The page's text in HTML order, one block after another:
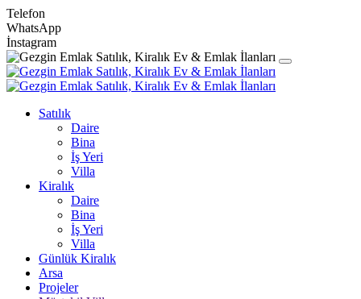
Telefon
WhatsApp
İnstagram
Satılık
Daire
Bina
İş Yeri
Villa
Kiralık
Daire
Bina
İş Yeri
Villa
Günlük Kiralık
Arsa
Projeler